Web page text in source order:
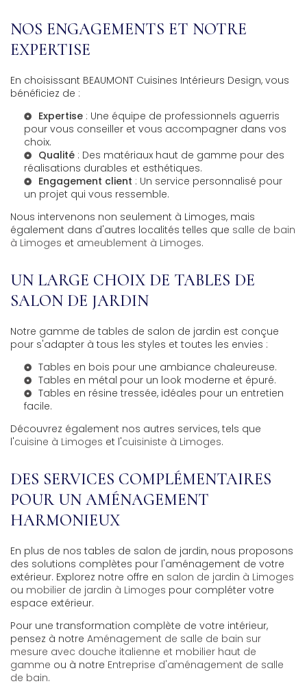
NOS ENGAGEMENTS ET NOTRE
EXPERTISE
En choisissant BEAUMONT Cuisines Intérieurs Design, vous
bénéficiez de :
Expertise : Une équipe de professionnels aguerris
pour vous conseiller et vous accompagner dans vos
choix.
Qualité : Des matériaux haut de gamme pour des
réalisations durables et esthétiques.
Engagement client : Un service personnalisé pour
un projet qui vous ressemble.
Nous intervenons non seulement à Limoges, mais
également dans d'autres localités telles que salle de bain
à Limoges et ameublement à Limoges.
UN LARGE CHOIX DE TABLES DE
SALON DE JARDIN
Notre gamme de tables de salon de jardin est conçue
pour s'adapter à tous les styles et toutes les envies :
Tables en bois pour une ambiance chaleureuse.
Tables en métal pour un look moderne et épuré.
Tables en résine tressée, idéales pour un entretien
facile.
Découvrez également nos autres services, tels que
l'cuisine à Limoges et l'cuisiniste à Limoges.
DES SERVICES COMPLÉMENTAIRES
POUR UN AMÉNAGEMENT
HARMONIEUX
En plus de nos tables de salon de jardin, nous proposons
des solutions complètes pour l'aménagement de votre
extérieur. Explorez notre offre en salon de jardin à Limoges
ou mobilier de jardin à Limoges pour compléter votre
espace extérieur.
Pour une transformation complète de votre intérieur,
pensez à notre Aménagement de salle de bain sur
mesure avec douche italienne et mobilier haut de
gamme ou à notre Entreprise d'aménagement de salle
de bain.